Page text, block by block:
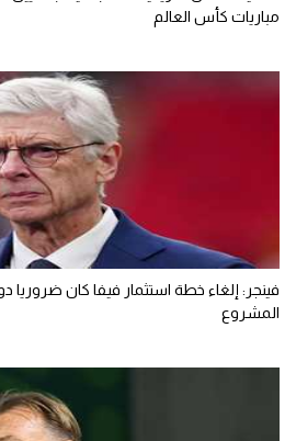
مباريات كأس العالم
فينجر: إلغاء خطة استثمار فيفا كان
المشروع